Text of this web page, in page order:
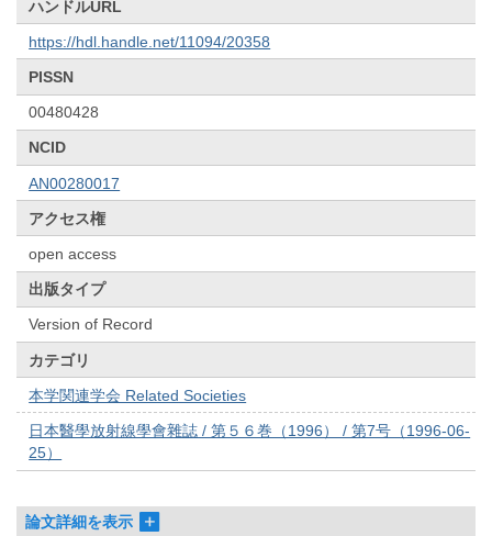
ハンドルURL
https://hdl.handle.net/11094/20358
PISSN
00480428
NCID
AN00280017
アクセス権
open access
出版タイプ
Version of Record
カテゴリ
本学関連学会 Related Societies
日本醫學放射線學會雜誌 / 第５６巻（1996） / 第7号（1996-06-
25）
論文詳細を表示